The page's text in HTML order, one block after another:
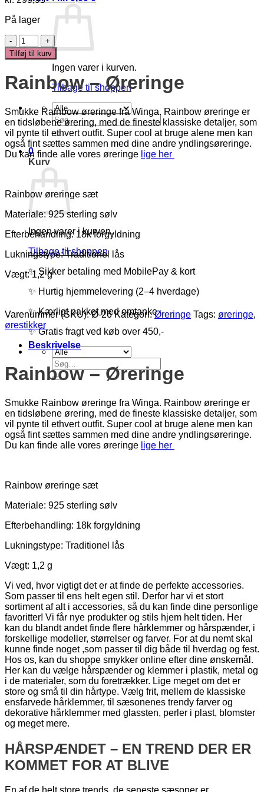
Ingen varer i kurven.
Tilbage til shoppen
Søg
efter:
0
Kurv
Ingen varer i kurven.
Tilbage til shoppen
✨ Sikker betaling med MobilePay & kort
✨ Hurtig hjemmelevering (2–4 hverdage)
✨ Kærligt pakket med omtanke
✨ Gratis fragt ved køb over 450,-
Søg
efter:
På lager
Rainbow
Øreringe
antal
Tilføj til kurv
Rainbow – Øreringe
Smukke Rainbow øreringe fra Winga. Rainbow øreringe er
en tidsløbene ørering, med de fineste klassiske detaljer, som
vil pynte til ethvert outfit. Super cool at bruge alene men kan
også fint sættes sammen med dine andre yndlingsøreringe.
Du kan finde alle vores øreringe lige her
Rainbow øreringe sæt
Materiale: 925 sterling sølv
Efterbehandling: 18k forgyldning
Lukningstype: Traditionel lås
Vægt: 1,2 g
Varenummer (SKU):Ø-26 Kategori:Øreringe Tags: øreringe,
ørestikker
Beskrivelse
Rainbow – Øreringe
Smukke Rainbow øreringe fra Winga. Rainbow øreringe er
en tidsløbene ørering, med de fineste klassiske detaljer, som
vil pynte til ethvert outfit. Super cool at bruge alene men kan
også fint sættes sammen med dine andre yndlingsøreringe.
Du kan finde alle vores øreringe lige her
Rainbow øreringe sæt
Materiale: 925 sterling sølv
Efterbehandling: 18k forgyldning
Lukningstype: Traditionel lås
Vægt: 1,2 g
Vi ved, hvor vigtigt det er at finde de perfekte accessories.
Som passer til ens helt egen stil. Derfor har vi et stort
sortiment af alt i accessories, så du kan finde dine personlige
favoritter! Vi får nye produkter og stils hjem helt tiden. Her
kan du blandt andet finde flere hårklemmer og hårspænder, i
forskellige modeller, størrelser og farver. For at du nemt skal
kunne finde noget ,som passer til dig både til hverdag og fest.
Hos os, kan du shoppe smykker online efter dine ønskemål.
Her kan du vælge hårspænder og klemmer i plastik, metal og
i de materialer, som du foretrækker. Lige meget om det er
store og små til din hårtype. Vælg frit, mellem de klassiske
ensfarvede hårklemmer, til sæsonenes trendy farver og
dekorative hårklemmer med glassten, perler i plast, blomster
og meget mere.
HÅRSPÆNDET – EN TREND DER ER
KOMMET FOR AT BLIVE